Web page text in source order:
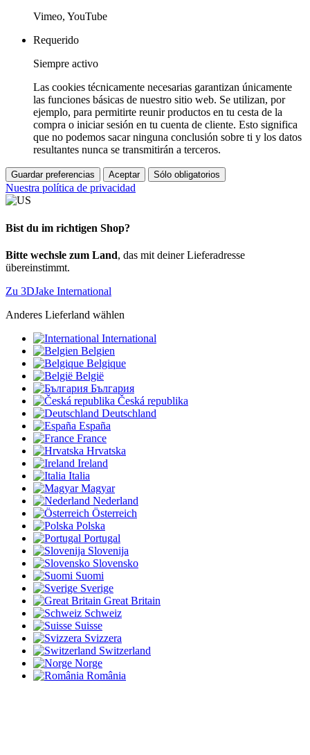
Vimeo, YouTube
Requerido
Siempre activo
Las cookies técnicamente necesarias garantizan únicamente
las funciones básicas de nuestro sitio web. Se utilizan, por
ejemplo, para permitirte reunir productos en tu cesta de la
compra o iniciar sesión en tu cuenta de cliente. Esto significa
que no podemos sacar ninguna conclusión sobre ti y los datos
resultantes nunca se transmitirán a terceros.
Guardar preferencias Aceptar Sólo obligatorios
Nuestra política de privacidad
Bist du im richtigen Shop?
Bitte wechsle zum Land, das mit deiner Lieferadresse
übereinstimmt.
Zu 3DJake International
Anderes Lieferland wählen
International
Belgien
Belgique
België
България
Česká republika
Deutschland
España
France
Hrvatska
Ireland
Italia
Magyar
Nederland
Österreich
Polska
Portugal
Slovenija
Slovensko
Suomi
Sverige
Great Britain
Schweiz
Suisse
Svizzera
Switzerland
Norge
România